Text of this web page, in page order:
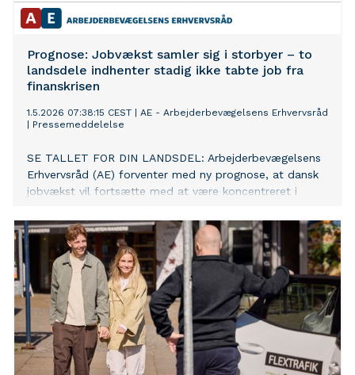
Prognose: Jobvækst samler sig i storbyer – to
landsdele indhenter stadig ikke tabte job fra
finanskrisen
1.5.2026 07:38:15 CEST
AE - Arbejderbevægelsens Erhvervsråd
Pressemeddelelse
SE TALLET FOR DIN LANDSDEL: Arbejderbevægelsens
Erhvervsråd (AE) forventer med ny prognose, at dansk
jobvækst vil fortsætte med at være koncentreret i
beskæftigede forventes at gå tilbage på Vest- og
Sydsjælland.